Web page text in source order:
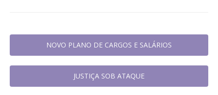
NOVO PLANO DE CARGOS E SALÁRIOS
JUSTIÇA SOB ATAQUE